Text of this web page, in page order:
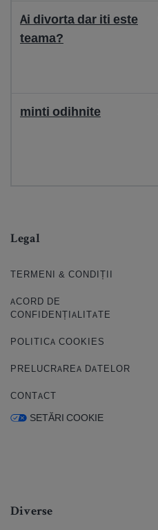
Ai divorta dar iti este
teama?
minti odihnite
Legal
TERMENI & CONDIȚII
ACORD DE
CONFIDENȚIALITATE
POLITICA COOKIES
PRELUCRAREA DATELOR
CONTACT
SETĂRI COOKIE
Diverse